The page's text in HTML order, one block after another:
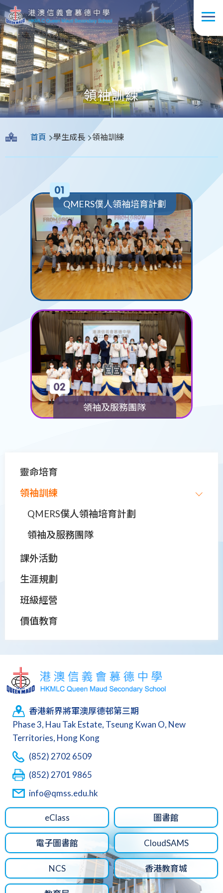
移至主內容
領袖訓練
航
連
首頁 學生成長 領袖訓練
QMERS僕人領袖培育計劃
領袖及服務團隊
Main
navigation
靈命培育
領袖訓練
QMERS僕人領袖培育計劃
領袖及服務團隊
課外活動
生涯規劃
班級經營
價值教育
香港新界將軍澳厚德邨第三期
Phase 3, Hau Tak Estate, Tseung Kwan O, New
Territories, Hong Kong
(852) 2702 6509
(852) 2701 9865
info@qmss.edu.hk
eClass 圖書館
電子圖書館 CloudSAMS
NCS 香港教育城